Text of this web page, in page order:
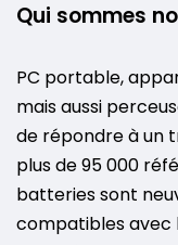
Qui sommes
PC portable,
mais aussi
de répondre à un
plus de 95 000
batteries sont
compatibles avec